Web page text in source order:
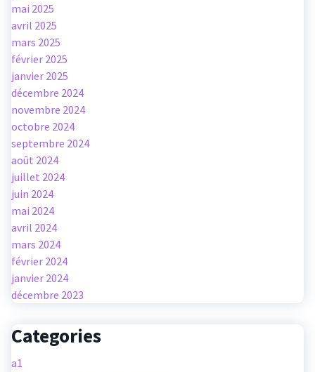
mai 2025
avril 2025
mars 2025
février 2025
janvier 2025
décembre 2024
novembre 2024
octobre 2024
septembre 2024
août 2024
juillet 2024
juin 2024
mai 2024
avril 2024
mars 2024
février 2024
janvier 2024
décembre 2023
Categories
a1